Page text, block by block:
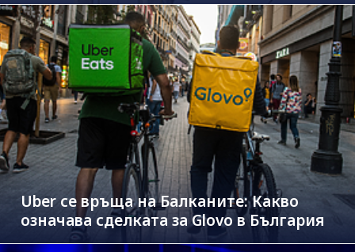
Uber се връща на Балканите: Какво
означава сделката за Glovo в България